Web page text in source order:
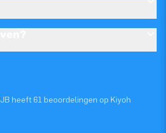
JB heeft 61 beoordelingen op Kiyoh